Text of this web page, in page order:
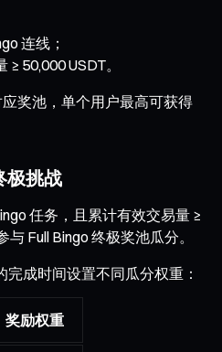
连线；
50,000 USDT。
奖池，单个用户最高可获得
极挑战
任务，且累计有效交易量 ≥
Full Bingo 终极奖池瓜分。
完成时间设置不同瓜分权重：
奖励权重